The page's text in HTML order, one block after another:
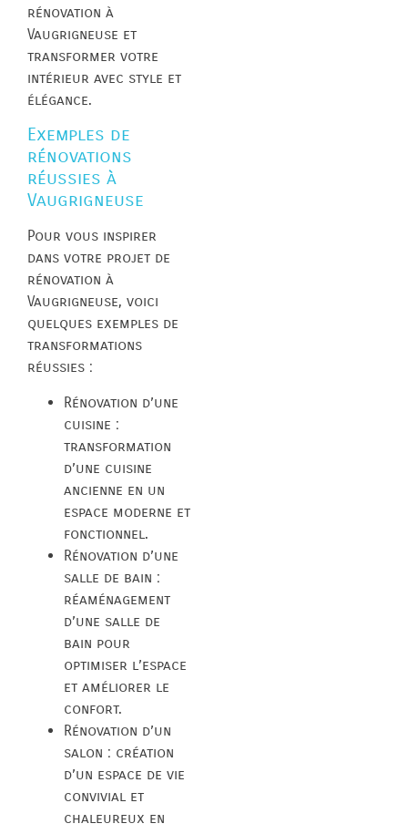
rénovation à
Vaugrigneuse et
transformer votre
intérieur avec style et
élégance.
Exemples de
rénovations
réussies à
Vaugrigneuse
Pour vous inspirer
dans votre projet de
rénovation à
Vaugrigneuse, voici
quelques exemples de
transformations
réussies :
Rénovation d’une
cuisine :
transformation
d’une cuisine
ancienne en un
espace moderne et
fonctionnel.
Rénovation d’une
salle de bain :
réaménagement
d’une salle de
bain pour
optimiser l’espace
et améliorer le
confort.
Rénovation d’un
salon : création
d’un espace de vie
convivial et
chaleureux en